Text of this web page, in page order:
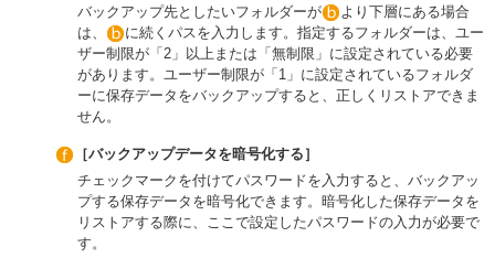
バックアップ先としたいフォルダーが
より下層にある場合
は、
に続くパスを入力します。指定するフォルダーは、ユー
ザー制限が「2」以上または「無制限」に設定されている必要
があります。ユーザー制限が「1」に設定されているフォルダ
ーに保存データをバックアップすると、正しくリストアできま
せん。
［バックアップデータを暗号化する］
チェックマークを付けてパスワードを入力すると、バックアッ
プする保存データを暗号化できます。暗号化した保存データを
リストアする際に、ここで設定したパスワードの入力が必要で
す。